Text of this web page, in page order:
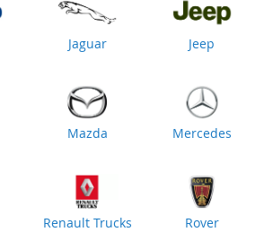
Jaguar Jeep
Mazda Mercedes
Renault Trucks Rover